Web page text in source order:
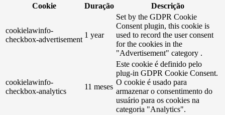
Cookie
Duração Descrição
cookielawinfo-
checkbox-advertisement
1 year
Set by the GDPR Cookie
Consent plugin, this cookie is
used to record the user consent
for the cookies in the
"Advertisement" category .
cookielawinfo-
checkbox-analytics
11 meses
Este cookie é definido pelo
plug-in GDPR Cookie Consent.
O cookie é usado para
armazenar o consentimento do
usuário para os cookies na
categoria "Analytics".